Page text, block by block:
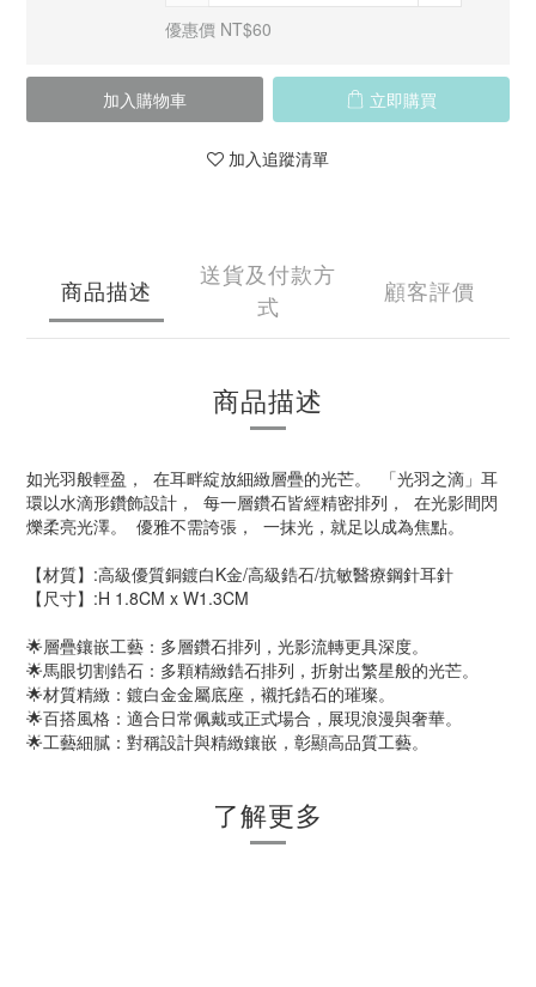
優惠價 NT$60
加入購物車 立即購買
加入追蹤清單
商品描述
送貨及付款方
式
顧客評價
商品描述
如光羽般輕盈， 在耳畔綻放細緻層疊的光芒。 「光羽之滴」耳
環以水滴形鑽飾設計， 每一層鑽石皆經精密排列， 在光影間閃
爍柔亮光澤。 優雅不需誇張， 一抹光，就足以成為焦點。
【材質】:高級優質銅鍍白K金/高級鋯石/抗敏醫療鋼針耳針
【尺寸】:H 1.8CM x W1.3CM
🌟層疊鑲嵌工藝：多層鑽石排列，光影流轉更具深度。
🌟馬眼切割鋯石：多顆精緻鋯石排列，折射出繁星般的光芒。
🌟材質精緻：鍍白金金屬底座，襯托鋯石的璀璨。
🌟百搭風格：適合日常佩戴或正式場合，展現浪漫與奢華。
🌟工藝細膩：對稱設計與精緻鑲嵌，彰顯高品質工藝。
了解更多